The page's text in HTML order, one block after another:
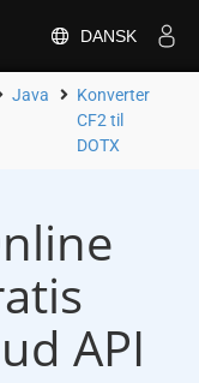
DANSK
Java
Konverter
CF2 til
DOTX
API